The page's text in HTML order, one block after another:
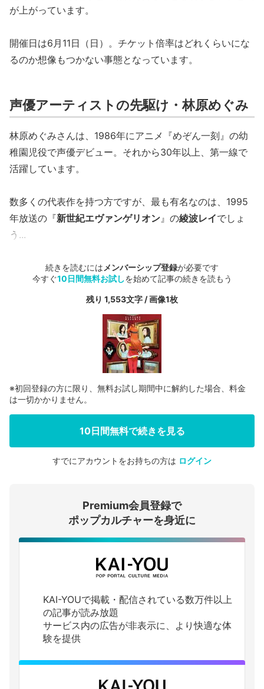
が上がっています。
開催日は6月11日（日）。チケット倍率はどれくらいにな
るのか想像もつかない事態となっています。
声優アーティストの先駆け・林原めぐみ
林原めぐみさんは、1986年にアニメ『めぞん一刻』の幼
稚園児役で声優デビュー。それから30年以上、第一線で
活躍しています。
数多くの代表作を持つ方ですが、最も有名なのは、1995
年放送の『新世紀エヴァンゲリオン』の綾波レイでしょ
う...
続きを読むには メンバーシップ登録が必要です
今すぐ10日間無料お試しを始めて記事の続きを読もう
残り 1,553文字 / 画像1枚
会員登録する
ログインする
※初回登録の方に限り、無料お試し期間中に解約した場合、料金
は一切かかりません。
10日間無料で続きを見る
すでにアカウントをお持ちの方は ログイン
Premium会員登録で
ポップカルチャーを身近に
KAI-YOUで掲載・配信されている数万件以上
の記事が読み放題
サービス内の広告が非表示に、より快適な体
験を提供